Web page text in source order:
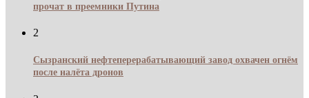
прочат в преемники Путина
2
Сызранский нефтеперерабатывающий завод охвачен огнём
после налёта дронов